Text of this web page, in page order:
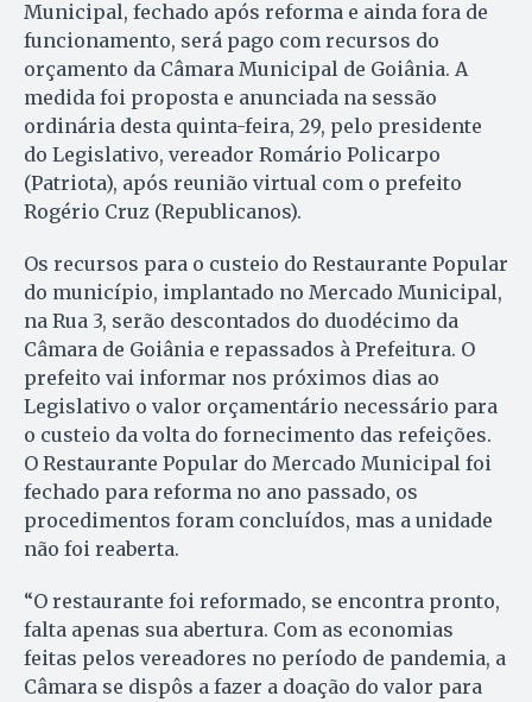
Municipal, fechado após reforma e ainda fora de
funcionamento, será pago com recursos do
orçamento da Câmara Municipal de Goiânia. A
medida foi proposta e anunciada na sessão
ordinária desta quinta-feira, 29, pelo presidente
do Legislativo, vereador Romário Policarpo
(Patriota), após reunião virtual com o prefeito
Rogério Cruz (Republicanos).
Os recursos para o custeio do Restaurante Popular
do município, implantado no Mercado Municipal,
na Rua 3, serão descontados do duodécimo da
Câmara de Goiânia e repassados à Prefeitura. O
prefeito vai informar nos próximos dias ao
Legislativo o valor orçamentário necessário para
o custeio da volta do fornecimento das refeições.
O Restaurante Popular do Mercado Municipal foi
fechado para reforma no ano passado, os
procedimentos foram concluídos, mas a unidade
não foi reaberta.
“O restaurante foi reformado, se encontra pronto,
falta apenas sua abertura. Com as economias
feitas pelos vereadores no período de pandemia, a
Câmara se dispôs a fazer a doação do valor para